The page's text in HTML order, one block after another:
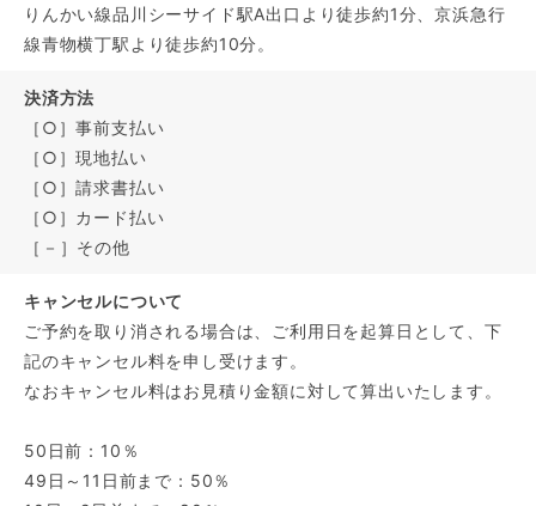
りんかい線品川シーサイド駅A出口より徒歩約1分、京浜急行
線青物横丁駅より徒歩約10分。
決済方法
［○］事前支払い
［○］現地払い
［○］請求書払い
［○］カード払い
［－］その他
キャンセルについて
ご予約を取り消される場合は、ご利用日を起算日として、下
記のキャンセル料を申し受けます。
なおキャンセル料はお見積り金額に対して算出いたします。
50日前：10％
49日～11日前まで：50％